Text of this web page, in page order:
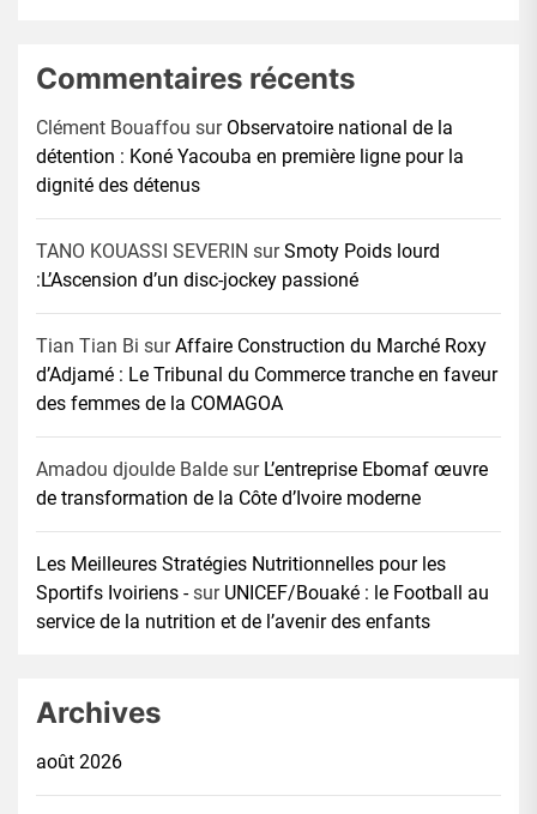
Commentaires récents
Clément Bouaffou sur Observatoire national de la
détention : Koné Yacouba en première ligne pour la
dignité des détenus
TANO KOUASSI SEVERIN surSmoty Poids lourd
:L’Ascension d’un disc-jockey passioné
Tian Tian Bi surAffaire Construction du Marché Roxy
d’Adjamé : Le Tribunal du Commerce tranche en faveur
des femmes de la COMAGOA
Amadou djoulde Balde sur L’entreprise Ebomaf œuvre
de transformation de la Côte d’Ivoire moderne
Les Meilleures Stratégies Nutritionnelles pour les
Sportifs Ivoiriens -sur UNICEF/Bouaké : le Football au
service de la nutrition et de l’avenir des enfants
Archives
août 2026